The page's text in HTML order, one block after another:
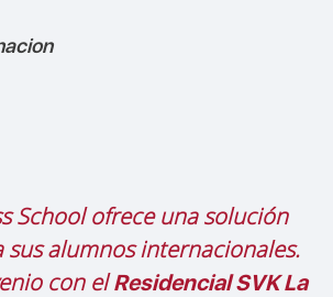
School ofrece una solución
sus alumnos internacionales.
con elResidencial SVK La